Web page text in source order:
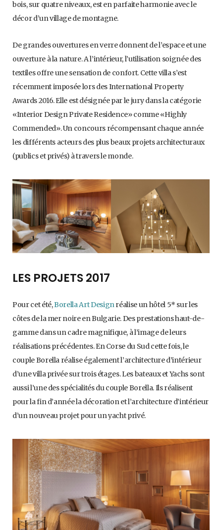
bois, sur quatre niveaux, est en parfaite harmonie avec le
décor d’un village de montagne.
De grandes ouvertures en verre donnent de l’espace et une
ouverture à la nature. A l’intérieur, l’utilisation soignée des
textiles offre une sensation de confort. Cette villa s’est
récemment imposée lors des International Property
Awards 2016. Elle est désignée par le jury dans la catégorie
«Interior Design Private Residence» comme «Highly
Commended». Un concours récompensant chaque année
les différents acteurs des plus beaux projets architecturaux
(publics et privés) à travers le monde.
LES PROJETS 2017
Pour cet été,Borella Art Designréalise un hôtel 5* sur les
côtes de la mer noire en Bulgarie. Des prestations haut-de-
gamme dans un cadre magnifique, à l’image de leurs
réalisations précédentes. En Corse du Sud cette fois, le
couple Borella réalise également l’architecture d’intérieur
d’une villa privée sur trois étages. Les bateaux et Yachs sont
aussi l’une des spécialités du couple Borella. Ils réalisent
pour la fin d’année la décoration et l’architecture d’intérieur
d’un nouveau projet pour un yacht privé.